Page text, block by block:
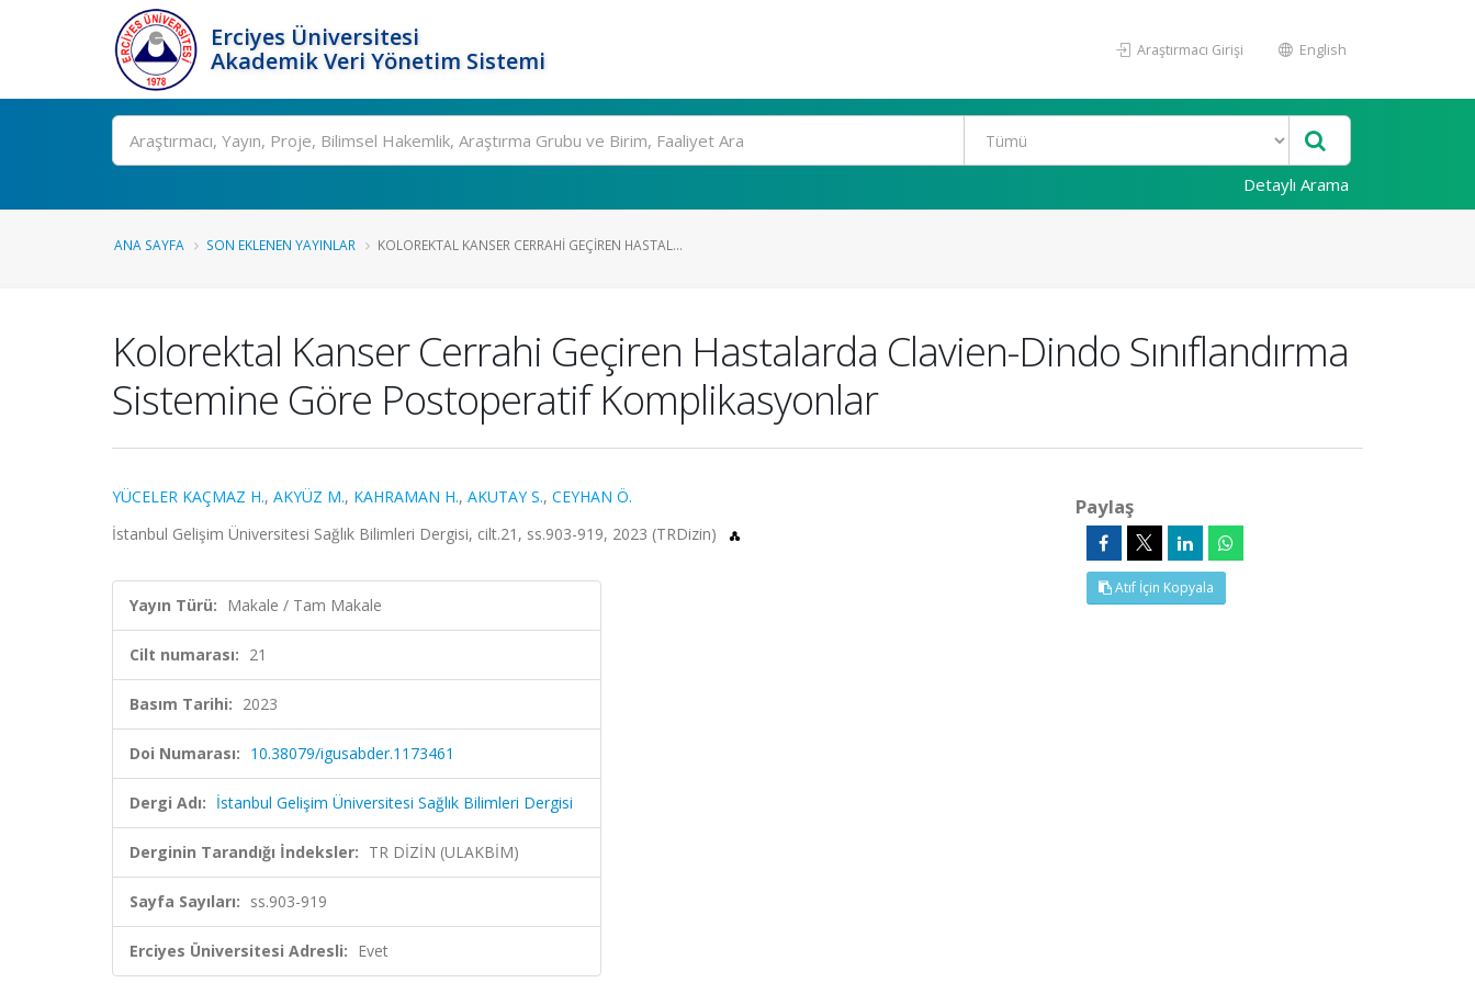
Erciyes Üniversitesi
Akademik Veri Yönetim Sistemi
Araştırmacı Girişi English
Ara
Detaylı Arama
ANA SAYFA SON EKLENEN YAYINLAR KOLOREKTAL KANSER CERRAHI GEÇIREN HASTAL...
Kolorektal Kanser Cerrahi Geçiren Hastalarda Clavien-Dindo Sınıflandırma
Sistemine Göre Postoperatif Komplikasyonlar
YÜCELER KAÇMAZ H., AKYÜZ M., KAHRAMAN H., AKUTAY S., CEYHAN Ö.
İstanbul Gelişim Üniversitesi Sağlık Bilimleri Dergisi, cilt.21, ss.903-919, 2023 (TRDizin)
Yayın Türü: Makale / Tam Makale
Cilt numarası: 21
Basım Tarihi: 2023
Doi Numarası: 10.38079/igusabder.1173461
Dergi Adı: İstanbul Gelişim Üniversitesi Sağlık Bilimleri Dergisi
Derginin Tarandığı İndeksler: TR DİZİN (ULAKBİM)
Sayfa Sayıları: ss.903-919
Erciyes Üniversitesi Adresli: Evet
Paylaş
Atıf İçin Kopyala